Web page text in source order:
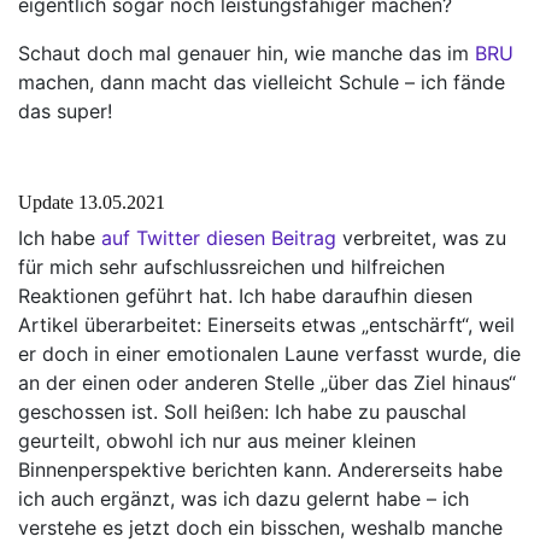
eigentlich sogar noch leistungsfähiger machen?
Schaut doch mal genauer hin, wie manche das im BRU
machen, dann macht das vielleicht Schule – ich fände
das super!
Update 13.05.2021
Ich habe auf Twitter diesen Beitrag verbreitet, was zu
für mich sehr aufschlussreichen und hilfreichen
Reaktionen geführt hat. Ich habe daraufhin diesen
Artikel überarbeitet: Einerseits etwas „entschärft“, weil
er doch in einer emotionalen Laune verfasst wurde, die
an der einen oder anderen Stelle „über das Ziel hinaus“
geschossen ist. Soll heißen: Ich habe zu pauschal
geurteilt, obwohl ich nur aus meiner kleinen
Binnenperspektive berichten kann. Andererseits habe
ich auch ergänzt, was ich dazu gelernt habe – ich
verstehe es jetzt doch ein bisschen, weshalb manche